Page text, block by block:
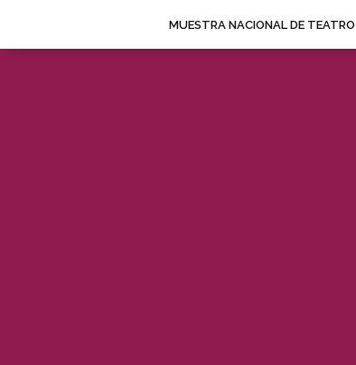
MUESTRA NACIONAL DE TEATRO